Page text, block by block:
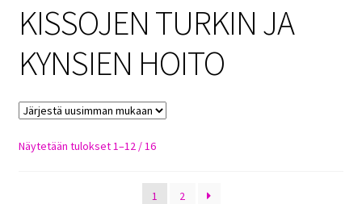
Palautukset
KISSOJEN TURKIN JA
KYNSIEN HOITO
Näytetään tulokset 1–12 / 16Sorted
latest
1
2